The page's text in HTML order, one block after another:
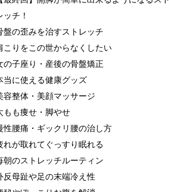
ッチ！
盤の歪みを治すストレッチ
こりをこの世からなくしたい
の子座り・産後の骨盤矯正
当に使える健康グッズ
容整体・美顔マッサージ
もも痩せ・脚やせ
性腰痛・ギックリ腰の治し方
れが取れてぐっすり眠れる
朝のストレッチルーティン
反母趾や足の末端冷え性